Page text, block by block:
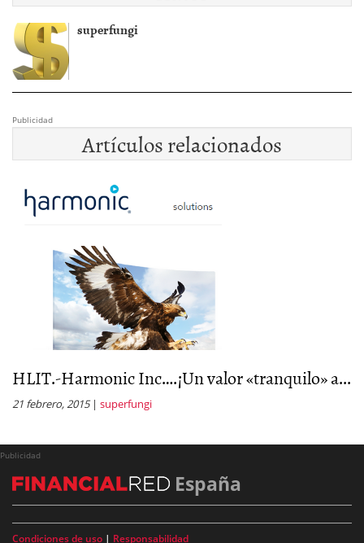
superfungi
Publicidad
Artículos relacionados
HLIT.-Harmonic Inc….¡Un valor «tranquilo» a...
21 febrero, 2015| superfungi
Publicidad
España
Condiciones de uso | Responsabilidad